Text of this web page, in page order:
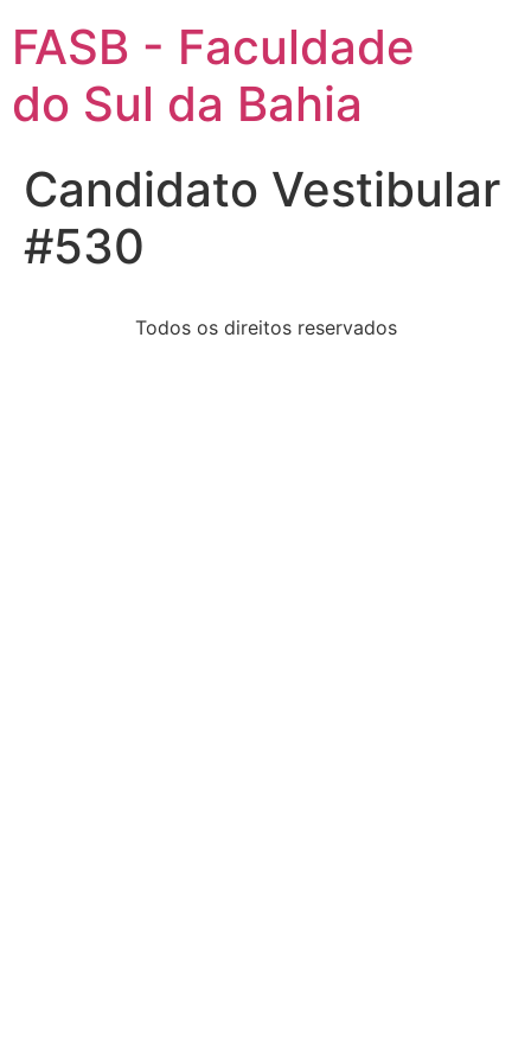
FASB - Faculdade
do Sul da Bahia
Candidato Vestibular
#530
Todos os direitos reservados